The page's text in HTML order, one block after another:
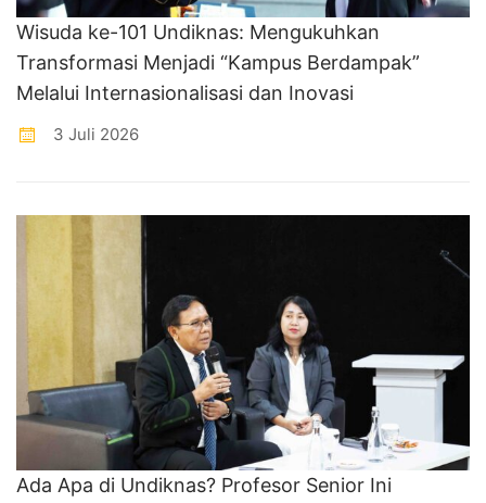
Wisuda ke-101 Undiknas: Mengukuhkan
Transformasi Menjadi “Kampus Berdampak”
Melalui Internasionalisasi dan Inovasi
3 Juli 2026
Ada Apa di Undiknas? Profesor Senior Ini